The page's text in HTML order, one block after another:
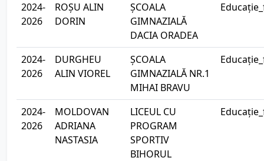
2024-
2026
ROȘU ALIN
DORIN
ȘCOALA
GIMNAZIALĂ
DACIA ORADEA
2024-
2026
DURGHEU
ALIN VIOREL
ȘCOALA
GIMNAZIALĂ NR.1
MIHAI BRAVU
2024-
2026
MOLDOVAN
ADRIANA
NASTASIA
LICEUL CU
PROGRAM
SPORTIV
BIHORUL